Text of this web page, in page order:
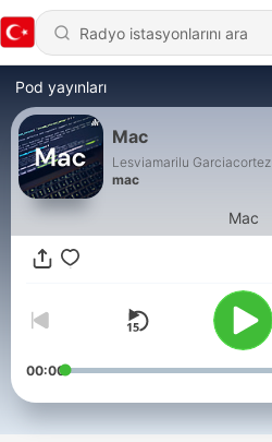
Pod yayınları
Mac
Lesviamarilu Garciacortez
mac
Mac
00:00